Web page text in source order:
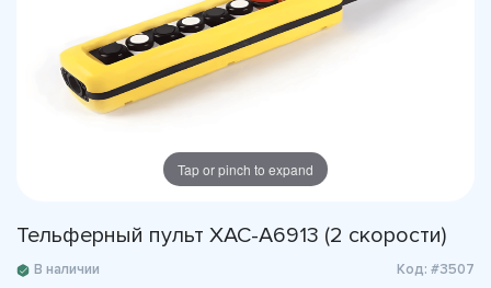
Tap or pinch to expand
Тельферный пульт XAC-A6913 (2 скорости)
В наличии Код: #3507